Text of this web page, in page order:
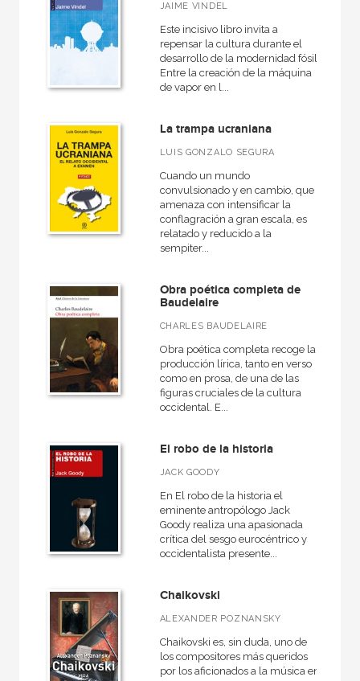
​JAIME ​VINDEL
Este incisivo libro invita a
repensar la cultura durante el
desarrollo de la modernidad fósil.
Entre la creación de la máquina
de vapor en l...
La trampa ucraniana
LUIS GONZALO SEGURA
Cuando un mundo
convulsionado y en cambio, que
amenaza con intensificar la
conflagración a gran escala, es
relatado y reducido a la
sempiter...
Obra poética completa de
Baudelaire
CHARLES BAUDELAIRE
Obra poética completa recoge la
producción lírica, tanto en verso
como en prosa, de una de las
figuras cruciales de la cultura
occidental. E...
El robo de la historia
JACK GOODY
En El robo de la historia el
eminente antropólogo Jack
Goody realiza una apasionada
crítica del sesgo eurocéntrico y
occidentalista presente...
Chaikovski
ALEXANDER POZNANSKY
Chaikovski es, sin duda, uno de
los compositores más queridos
por los aficionados a la música en